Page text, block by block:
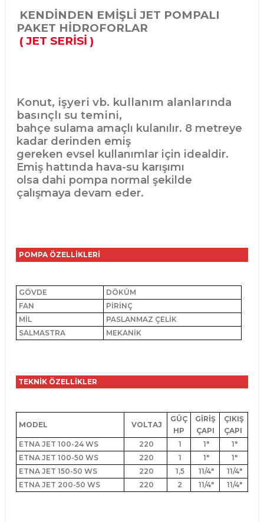
KENDİNDEN EMİŞLİ JET POMPALI
PAKET HİDROFORLAR
( JET SERİSİ )
Konut, işyeri vb. kullanım alanlarında
basınçlı su temini,
bahçe sulama amaçlı kulanılır. 8 metreye
kadar derinden emiş
gereken evsel kullanımlar için idealdir.
Emiş hattında hava-su karışımı
olsa dahi pompa normal şekilde
çalışmaya devam eder.
POMPA ÖZELLİKLERİ
GÖVDE
DÖKÜM
FAN
PİRİNÇ
MİL
PASLANMAZ ÇELİK
SALMASTRA
MEKANİK
TEKNİK ÖZELLİKLER
MODEL VOLTAJ
GÜÇ
HP
GİRİŞ
ÇAPI
ÇIKIŞ
ÇAPI
ETNA JET 100-24 WS
220 1 1"
1"
ETNA JET 100-50 WS
220 1 1"
1"
ETNA JET 150-50 WS
220 1,5 11/4"
11/4"
ETNA JET 200-50 WS
220 2 11/4" 11/4"